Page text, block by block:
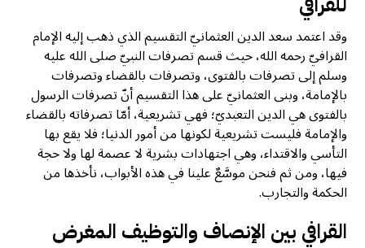
وقد اعتمد سعد الدين العثمانيّ التقسيم الذي ذهب إليه الإمام
القرافيّ رحمه الله، حيث قسم تصرفات النبيّ صلى الله عليه
وسلم إلى تصرفات بالفتوى، وتصرفات بالقضاء وتصرفات
بالإمامة، وبنى العثمانيّ على هذا التقسيم أنّ تصرفات الرسول
بالفتوى هي الدين التعبديّ؛ فهي تشريعية، أمّا تصرفاته بالقضاء
والإمامة فليست تشريعية لكونها من أمور الدنيا؛ فلا يقع بها
التأسي والاقتداء، وهي اجتهادات بشرية لا عصمة لها ولا حجة
فيها، ومن ثم فنحن موسَّعٌ علينا في هذه الأبواب، نأخذها من
الحكمة والتجارب.
القرافي بين الإنصاف والتوظيف المغرض